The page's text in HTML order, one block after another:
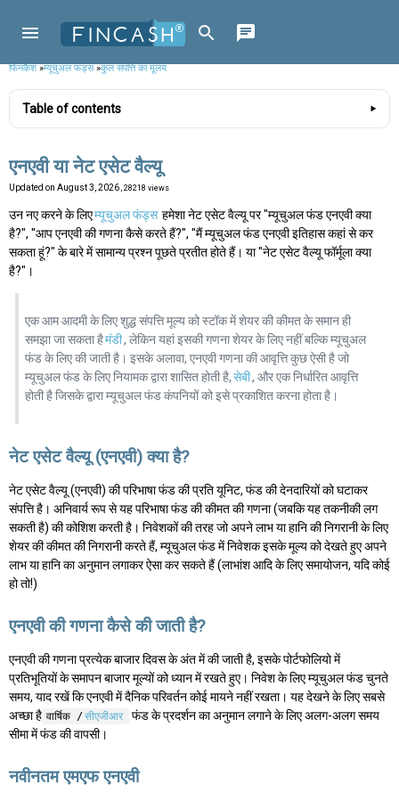
फिनकैश»म्यूचुअल फंड्स»कुल संपत्ति का मूलय
Table of contents
एनएवी या नेट एसेट वैल्यू
Updated on August 3, 2026 , 28218 views
उन नए करने के लिएम्यूचुअल फंड्स हमेशा नेट एसेट वैल्यू पर "म्यूचुअल फंड एनएवी क्या
है?", "आप एनएवी की गणना कैसे करते हैं?", "मैं म्यूचुअल फंड एनएवी इतिहास कहां से कर
सकता हूं?" के बारे में सामान्य प्रश्न पूछते प्रतीत होते हैं। या "नेट एसेट वैल्यू फॉर्मूला क्या
है?"।
एक आम आदमी के लिए शुद्ध संपत्ति मूल्य को स्टॉक में शेयर की कीमत के समान ही
समझा जा सकता हैमंडी, लेकिन यहां इसकी गणना शेयर के लिए नहीं बल्कि म्यूचुअल
फंड के लिए की जाती है। इसके अलावा, एनएवी गणना की आवृत्ति कुछ ऐसी है जो
म्यूचुअल फंड के लिए नियामक द्वारा शासित होती है,सेबी, और एक निर्धारित आवृत्ति
होती है जिसके द्वारा म्यूचुअल फंड कंपनियों को इसे प्रकाशित करना होता है।
नेट एसेट वैल्यू (एनएवी) क्या है?
नेट एसेट वैल्यू (एनएवी) की परिभाषा फंड की प्रति यूनिट, फंड की देनदारियों को घटाकर
संपत्ति है। अनिवार्य रूप से यह परिभाषा फंड की कीमत की गणना (जबकि यह तकनीकी लग
सकती है) की कोशिश करती है। निवेशकों की तरह जो अपने लाभ या हानि की निगरानी के लिए
शेयर की कीमत की निगरानी करते हैं, म्यूचुअल फंड में निवेशक इसके मूल्य को देखते हुए अपने
लाभ या हानि का अनुमान लगाकर ऐसा कर सकते हैं (लाभांश आदि के लिए समायोजन, यदि कोई
हो तो!)
एनएवी की गणना कैसे की जाती है?
एनएवी की गणना प्रत्येक बाजार दिवस के अंत में की जाती है, इसके पोर्टफोलियो में
प्रतिभूतियों के समापन बाजार मूल्यों को ध्यान में रखते हुए। निवेश के लिए म्यूचुअल फंड चुनते
समय, याद रखें कि एनएवी में दैनिक परिवर्तन कोई मायने नहीं रखता। यह देखने के लिए सबसे
अच्छा है वार्षिक /सीएजीआर
फंड के प्रदर्शन का अनुमान लगाने के लिए अलग-अलग समय
सीमा में फंड की वापसी।
नवीनतम एमएफ एनएवी